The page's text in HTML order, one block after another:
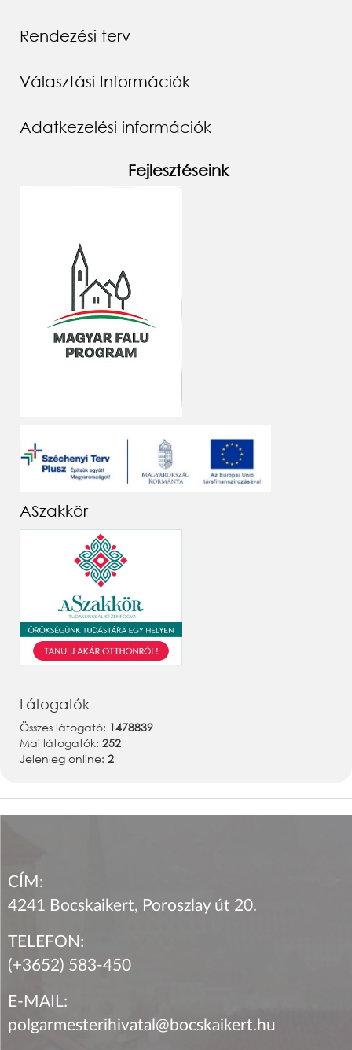
Rendezési terv
Választási Információk
Adatkezelési információk
Fejlesztéseink
ASzakkör
Látogatók
Összes látogató: 1478839
Mai látogatók: 252
Jelenleg online: 2
CÍM:
4241 Bocskaikert, Poroszlay út 20.
TELEFON:
(+3652) 583-450
E-MAIL:
polgarmesterihivatal@bocskaikert.hu